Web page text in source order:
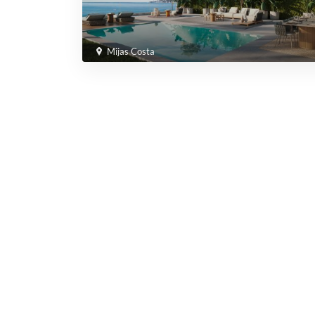
Mijas Costa